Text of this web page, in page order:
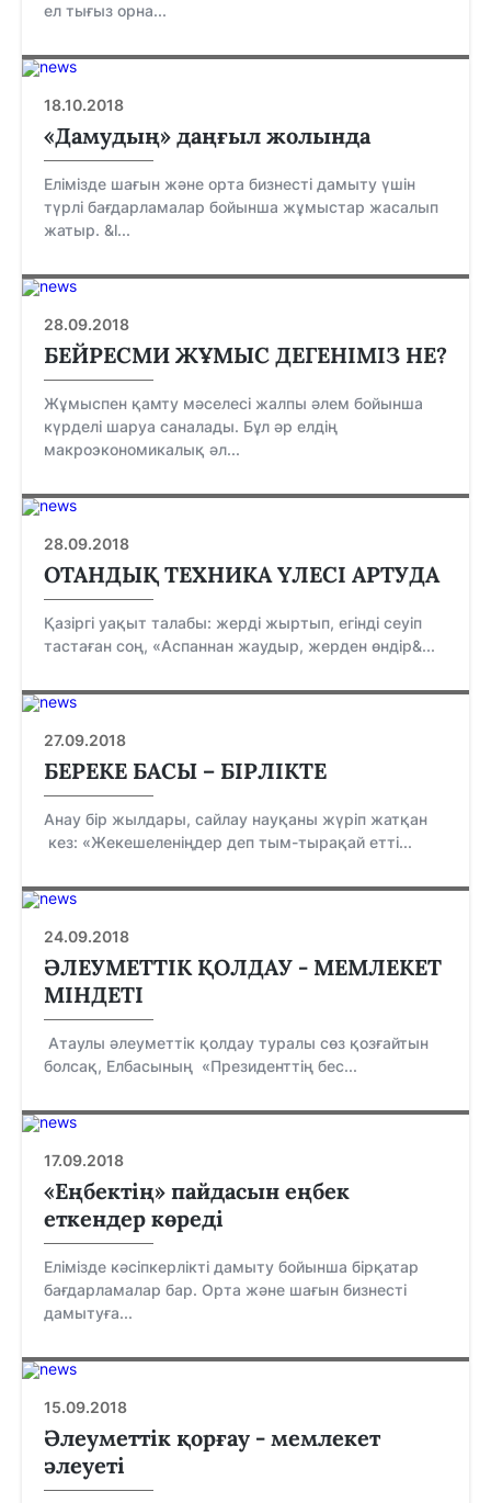
ел тығыз орна...
18.10.2018
«Дамудың» даңғыл жолында
Елімізде шағын және орта бизнесті дамыту үшін
түрлі бағдарламалар бойынша жұмыстар жасалып
жатыр. &l...
28.09.2018
БЕЙРЕСМИ ЖҰМЫС ДЕГЕНІМІЗ НЕ?
Жұмыспен қамту мәселесі жалпы әлем бойынша
күрделі шаруа саналады. Бұл әр елдің
макроэкономикалық әл...
28.09.2018
​​ОТАНДЫҚ ТЕХНИКА ҮЛЕСІ АРТУДА
Қазіргі уақыт талабы: жерді жыртып, егінді сеуіп
тастаған соң, «Аспаннан жаудыр, жерден өндір&...
27.09.2018
БЕРЕКЕ БАСЫ – БІРЛІКТЕ
Анау бір жылдары, сайлау науқаны жүріп жатқан
кез: «Жекешеленіңдер деп тым-тырақай етті...
24.09.2018
ӘЛЕУМЕТТІК ҚОЛДАУ - МЕМЛЕКЕТ
МІНДЕТІ
Атаулы әлеуметтік қолдау туралы сөз қозғайтын
болсақ, Елбасының «Президенттің бес...
17.09.2018
«Еңбектің» пайдасын еңбек
еткендер көреді
Елімізде кәсіпкерлікті дамыту бойынша бірқатар
бағдарламалар бар. Орта және шағын бизнесті
дамытуға...
15.09.2018
Әлеуметтік қорғау - мемлекет
әлеуеті